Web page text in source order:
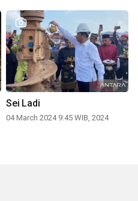
Sei Ladi
04 March 2024 9:45 WIB, 2024